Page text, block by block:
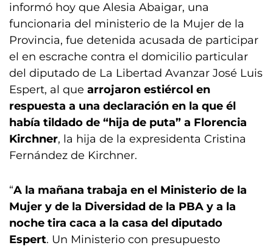
informó hoy que Alesia Abaigar, una
funcionaria del ministerio de la Mujer de la
Provincia, fue detenida acusada de participar
el en escrache contra el domicilio particular
del diputado de La Libertad Avanzar José Luis
Espert, al que arrojaron estiércol en
respuesta a una declaración en la que él
había tildado de “hija de puta” a Florencia
Kirchner, la hija de la expresidenta Cristina
Fernández de Kirchner.
“A la mañana trabaja en el Ministerio de la
Mujer y de la Diversidad de la PBA y a la
noche tira caca a la casa del diputado
Espert. Un Ministerio con presupuesto